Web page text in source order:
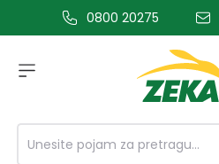
glavni sadržaj0800 20275